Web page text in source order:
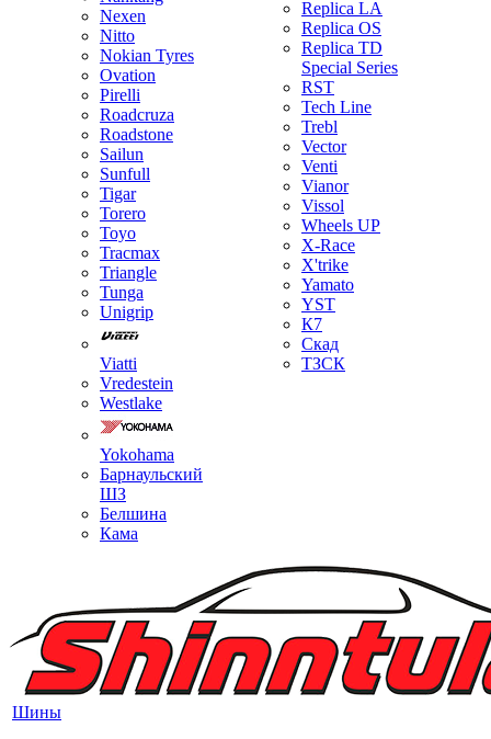
Nexen
Nitto
Nokian Tyres
Ovation
Pirelli
Roadcruza
Roadstone
Sailun
Sunfull
Tigar
Torero
Toyo
Tracmax
Triangle
Tunga
Unigrip
Viatti
Vredestein
Westlake
Yokohama
Барнаульский
ШЗ
Белшина
Кама
Replica LA
Replica OS
Replica TD
Special Series
RST
Tech Line
Trebl
Vector
Venti
Vianor
Vissol
Wheels UP
X-Race
X'trike
Yamato
YST
К7
Скад
ТЗСК
Шины